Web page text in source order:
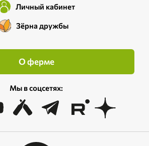
Личный кабинет
Зёрна дружбы
О ферме
Мы в соцсетях: